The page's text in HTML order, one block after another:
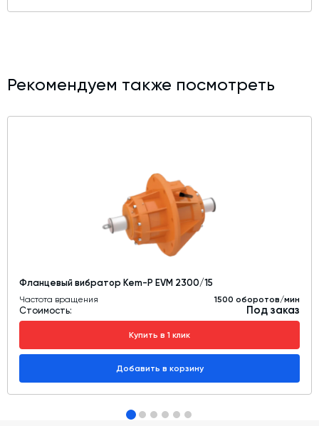
Рекомендуем также посмотреть
Фланцевый вибратор Kem-P EVM 2300/15
Частота вращения 1500 оборотов/мин
Стоимость: Под заказ
Купить в 1 клик
Добавить в корзину